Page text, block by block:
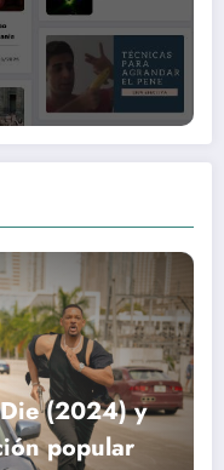
(2024) y
popular